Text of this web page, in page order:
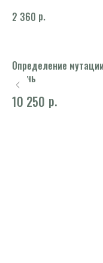
2 360 р.
Определение
ткань
10 250 р.